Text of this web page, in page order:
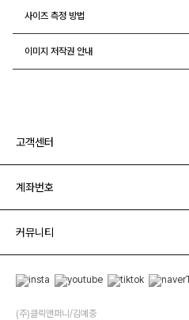
사이즈 측정 방법
이미지 저작권 안내
고객센터
계좌번호
커뮤니티
(주)클릭앤퍼니/김예중